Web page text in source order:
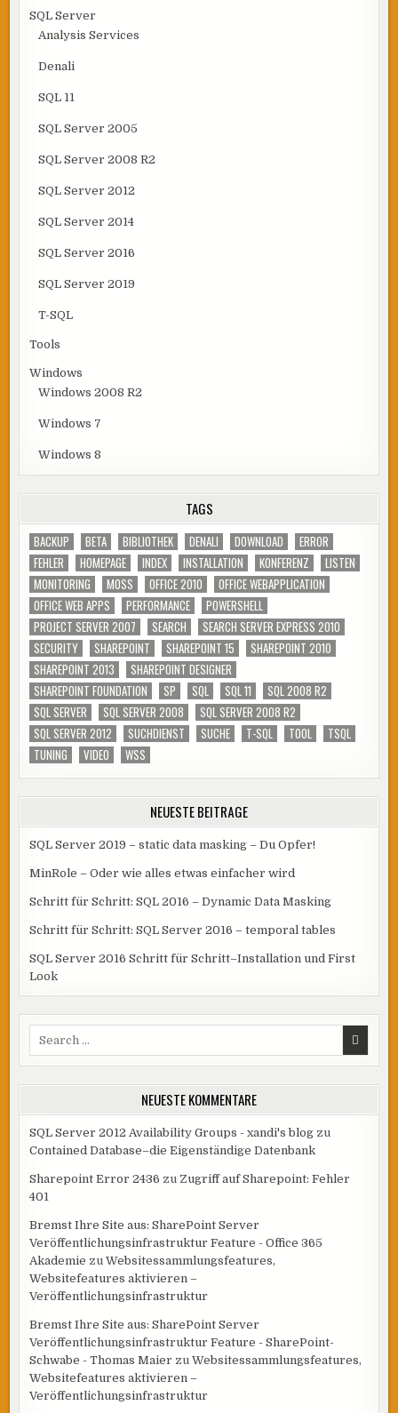
SQL Server
Analysis Services
Denali
SQL 11
SQL Server 2005
SQL Server 2008 R2
SQL Server 2012
SQL Server 2014
SQL Server 2016
SQL Server 2019
T-SQL
Tools
Windows
Windows 2008 R2
Windows 7
Windows 8
TAGS
BACKUP BETA BIBLIOTHEK DENALI DOWNLOAD
ERROR
FEHLER
HOMEPAGE INDEX INSTALLATION KONFERENZ
LISTEN
MONITORING
MOSS OFFICE 2010
OFFICE WEBAPPLICATION
OFFICE WEB APPS
PERFORMANCE
POWERSHELL
PROJECT SERVER 2007
SEARCH
SEARCH SERVER EXPRESS 2010
SECURITY
SHAREPOINT SHAREPOINT 15
SHAREPOINT 2010
SHAREPOINT 2013
SHAREPOINT DESIGNER
SHAREPOINT FOUNDATION
SP SQL SQL 11
SQL 2008 R2
SQL SERVER
SQL SERVER 2008
SQL SERVER 2008 R2
SQL SERVER 2012
SUCHDIENST SUCHE T-SQL TOOL
TSQL
TUNING
VIDEO WSS
NEUESTE BEITRÄGE
SQL Server 2019 – static data masking – Du Opfer!
MinRole – Oder wie alles etwas einfacher wird
Schritt für Schritt: SQL 2016 – Dynamic Data Masking
Schritt für Schritt: SQL Server 2016 – temporal tables
SQL Server 2016 Schritt für Schritt–Installation und First
Look
NEUESTE KOMMENTARE
SQL Server 2012 Availability Groups - xandi's blog zu
Contained Database–die Eigenständige Datenbank
Sharepoint Error 2436 zu Zugriff auf Sharepoint: Fehler
401
Bremst Ihre Site aus: SharePoint Server
Veröffentlichungsinfrastruktur Feature - Office 365
Akademie zuWebsitessammlungsfeatures,
Websitefeatures aktivieren –
Veröffentlichungsinfrastruktur
Bremst Ihre Site aus: SharePoint Server
Veröffentlichungsinfrastruktur Feature - SharePoint-
Schwabe - Thomas Maier zuWebsitessammlungsfeatures,
Websitefeatures aktivieren –
Veröffentlichungsinfrastruktur